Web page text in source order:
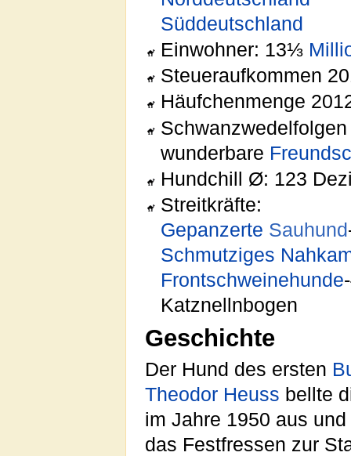
Süddeutschland
Einwohner: 13⅓
Steueraufkommen
Häufchenmenge
wunderbare
Hundchill Ø: 123
Streitkräfte:
Gepanzerte Sauhund
Schmutziges
Frontschweinehunde-
Katznellnbogen
Geschichte
Der Hund des ersten
Theodor Heuss bellte
im Jahre 1950 aus
das Festfressen zur